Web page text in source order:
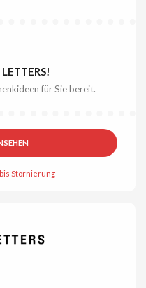
für Sie bereit.
Stornierung